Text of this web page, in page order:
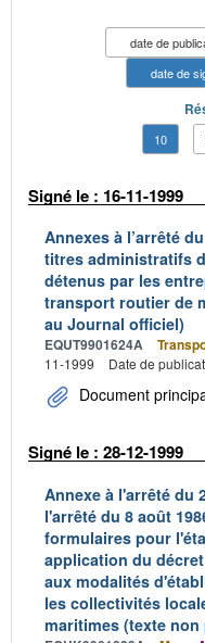
date de
date de
10
Signé le : 16-11-1999
Annexes à l’arrêté
titres administratifs
détenus par les
transport routier de
au Journal officiel)
EQUT9901624A
11-1999
Date de
Document
Signé le : 28-12-1999
Annexe à l'arrêté du
l'arrêté du 8 août
formulaires pour
application du
aux modalités
les collectivités
maritimes (texte